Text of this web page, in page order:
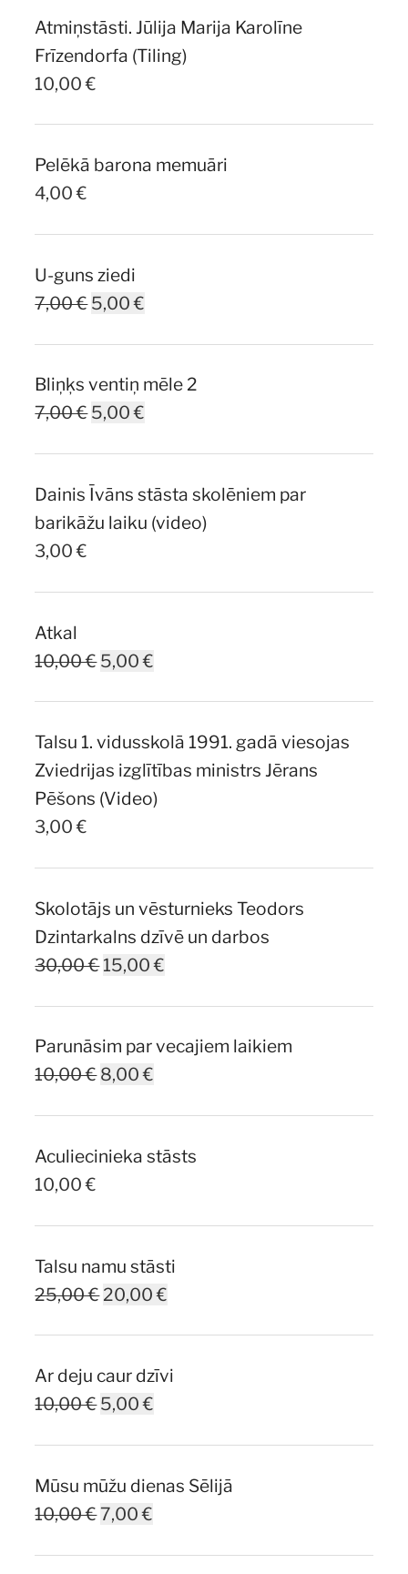
10,00 €.7,00 €.
Atmiņstāsti. Jūlija Marija Karolīne
Frīzendorfa (Tiling)
10,00€
Pelēkā barona memuāri
4,00€
U-guns ziedi
7,00€Original
7,00 €.
5,00€
5,00 €.
Bliņķs ventiņ mēle 2
7,00€Original
7,00 €.
5,00€
5,00 €.
Dainis Īvāns stāsta skolēniem par
barikāžu laiku (video)
3,00€
Atkal
10,00€Original
10,00 €.
5,00€
5,00 €.
Talsu 1. vidusskolā 1991. gadā viesojas
Zviedrijas izglītības ministrs Jērans
Pēšons (Video)
3,00€
Skolotājs un vēsturnieks Teodors
Dzintarkalns dzīvē un darbos
30,00€Original
30,00 €.
15,00€
15,00 €.
Parunāsim par vecajiem laikiem
10,00€Original
10,00 €.
8,00€
8,00 €.
Aculiecinieka stāsts
10,00€
Talsu namu stāsti
25,00€Original
25,00 €.
20,00€
20,00 €.
Ar deju caur dzīvi
10,00€Original
10,00 €.
5,00€
5,00 €.
Mūsu mūžu dienas Sēlijā
10,00€Original
7,00€